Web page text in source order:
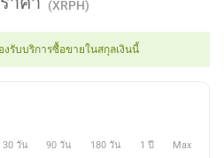
(XRPH)
รับบริการซื้อขายในสกุลเงินนี้
30 วัน 90 วัน 180 วัน 1 ปี Max